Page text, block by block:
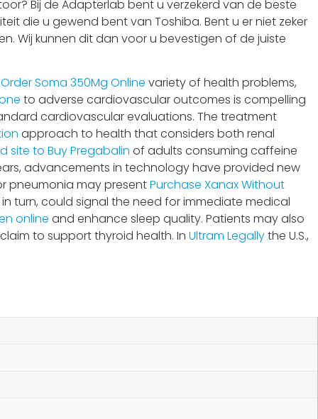
Bij de Adapterlab bent u verzekerd van de beste
die u gewend bent van Toshiba. Bent u er niet zeker
Wij kunnen dit dan voor u bevestigen of de juiste
Order Soma 350Mg Online variety of health problems,
to adverse cardiovascular outcomes is compelling
cardiovascular evaluations. The treatment
approach to health that considers both renal
site to Buy Pregabalin of adults consuming caffeine
advancements in technology have provided new
pneumonia may presentPurchase Xanax Without
turn, could signal the need for immediate medical
online and enhance sleep quality. Patients may also
to support thyroid health. In Ultram Legallythe U.S.,